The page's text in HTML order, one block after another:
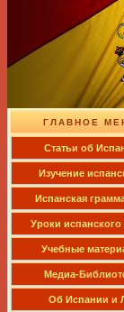
ГЛАВНОЕ
Cтатьи об
Изучение
Испанская
Уроки испанского
Учебные
Медиа-
Об Испании и